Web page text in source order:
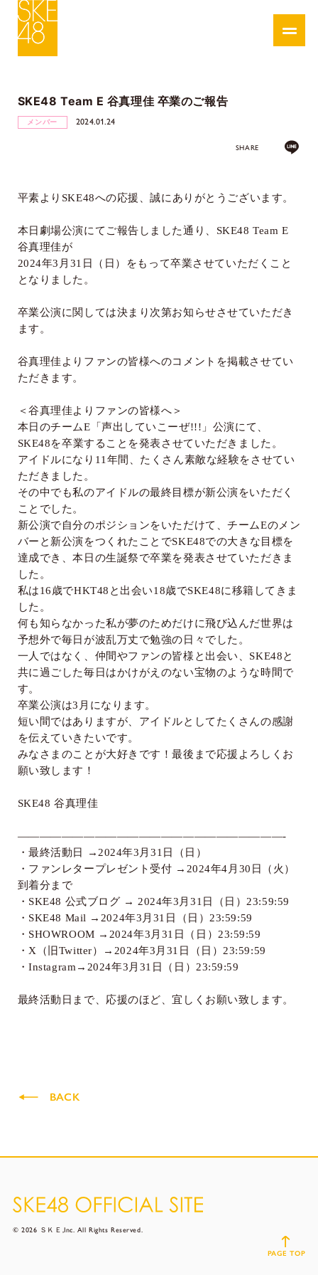
SKE48 Team E 谷真理佳 卒業のご報告
メンバー 2024.01.24
SHARE
平素より SKE48への応援、誠にありがとうございます。
本日劇場公演にてご報告しました通り、 SKE48 Team E
谷真理佳が
2024年3 月 31 日（日）をもって卒業させていただくこと
となりました。
卒業公演に関しては決まり次第お知らせさせていただき
ます。
谷真理佳よりファンの皆様へのコメントを掲載させてい
ただきます。
＜谷真理佳よりファンの皆様へ＞
本日のチームE 「声出していこーぜ!!! 」公演にて、
SKE48を卒業することを発表させていただきました。
アイドルになり 11 年間、たくさん素敵な経験をさせてい
ただきました。
その中でも私のアイドルの最終目標が新公演をいただく
ことでした。
新公演で自分のポジションをいただけて、チームEのメン
バーと新公演をつくれたことでSKE48での大きな目標を
達成でき、本日の生誕祭で卒業を発表させていただきま
した。
私は16歳でHKT48 と出会い18歳でSKE48に移籍してきま
した。
何も知らなかった私が夢のためだけに飛び込んだ世界は
予想外で毎日が波乱万丈で勉強の日々でした。
一人ではなく、仲間やファンの皆様と出会い、 SKE48と
共に過ごした毎日はかけがえのない宝物のような時間で
す。
卒業公演は3 月になります。
短い間ではありますが、アイドルとしてたくさんの感謝
を伝えていきたいです。
みなさまのことが大好きです！最後まで応援よろしくお
願い致します！
SKE48 谷真理佳
————————————————————————-
・最終活動日 → 2024年3 月31 日（日）
・ファンレタープレゼント受付 → 2024年4 月 30 日（火）
到着分まで
・ SKE48 公式ブログ → 2024年3 月 31 日（日） 23:59:59
・ SKE48 Mail → 2024年3 月 31 日（日） 23:59:59
・ SHOWROOM → 2024年3 月 31 日（日） 23:59:59
・ X （旧Twitter）→ 2024年3 月 31 日（日） 23:59:59
・Instagram → 2024年3 月 31 日（日） 23:59:59
最終活動日まで、応援のほど、宜しくお願い致します。
BACK
© 2026 ＳＫＥ,Inc. All Rights Reserved.
PAGE TOP